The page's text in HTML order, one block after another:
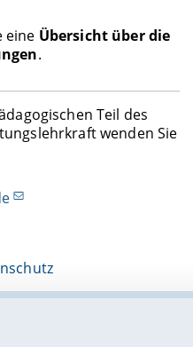
16.03. - 27.03.2026
dringend
bis zum 23.02.2026
bamberg.de
eine Übersicht über die
.
Teil des
wenden Sie